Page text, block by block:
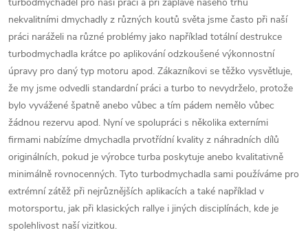
nekvalitními dmychadly z různých koutů světa jsme často při naší
práci naráželi na různé problémy jako například totální destrukce
turbodmychadla krátce po aplikování odzkoušené výkonnostní
úpravy pro daný typ motoru apod. Zákazníkovi se těžko vysvětluje,
že my jsme odvedli standardní práci a turbo to nevydrželo, protože
bylo vyvážené špatně anebo vůbec a tím pádem nemělo vůbec
žádnou rezervu apod. Nyní ve spolupráci s několika externími
firmami nabízíme dmychadla prvotřídní kvality z náhradních dílů
originálních, pokud je výrobce turba poskytuje anebo kvalitativně
minimálně rovnocenných. Tyto turbodmychadla sami používáme pro
extrémní zátěž při nejrůznějších aplikacích a také například v
motorsportu, jak při klasických rallye i jiných disciplínách, kde je
spolehlivost naší vizitkou.